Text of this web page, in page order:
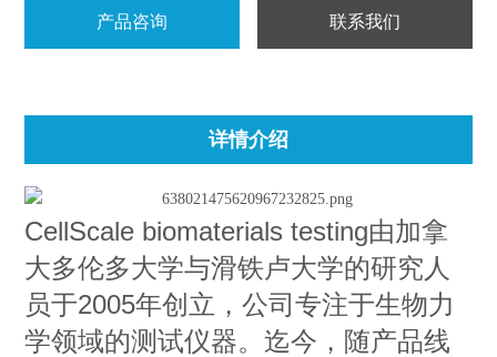
产品咨询 联系我们
详情介绍
CellScale biomaterials testing由加拿
大多伦多大学与滑铁卢大学的研究人
员于2005年创立，公司专注于生物力
学领域的测试仪器。迄今，随产品线